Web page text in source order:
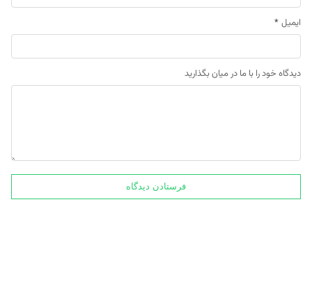
ایمیل *
دیدگاه خود را با ما در میان بگذارید